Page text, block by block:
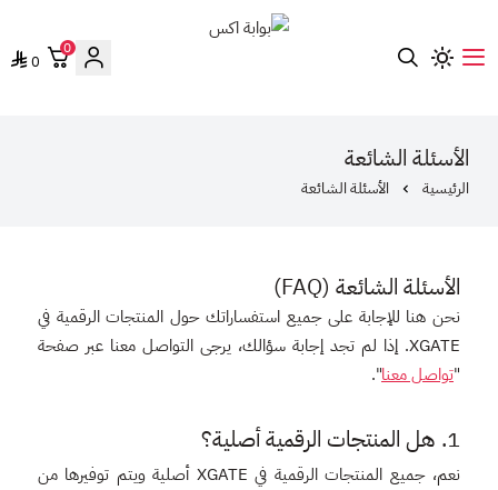
0
0
الأسئلة الشائعة
الرئيسية الأسئلة الشائعة
الأسئلة الشائعة (FAQ)
نحن هنا للإجابة على جميع استفساراتك حول المنتجات الرقمية في
XGATE. إذا لم تجد إجابة سؤالك، يرجى التواصل معنا عبر صفحة
"تواصل معنا".
1. هل المنتجات الرقمية أصلية؟
نعم، جميع المنتجات الرقمية في XGATE أصلية ويتم توفيرها من